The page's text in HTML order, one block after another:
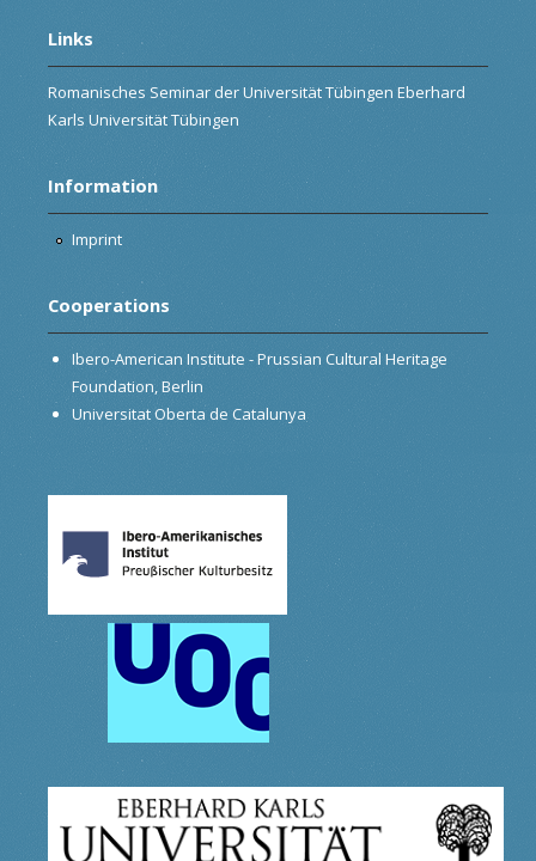
Links
Romanisches Seminar der Universität Tübingen Eberhard
Karls Universität Tübingen
Information
Imprint
Cooperations
Ibero-American Institute - Prussian Cultural Heritage
Foundation, Berlin
Universitat Oberta de Catalunya